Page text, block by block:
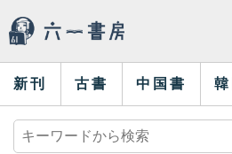
新刊 古書 中国書